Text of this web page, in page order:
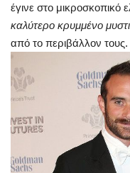
έγινε στο μικροσκοπικό
καλύτερο κρυμμένο
από το περιβάλλον τους.